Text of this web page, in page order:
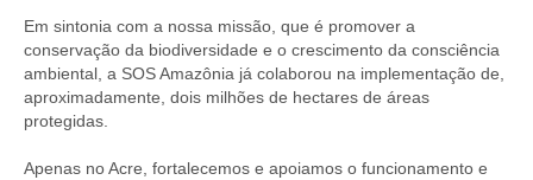
Em sintonia com a nossa missão, que é promover a
conservação da biodiversidade e o crescimento da consciência
ambiental, a SOS Amazônia já colaborou na implementação de,
aproximadamente, dois milhões de hectares de áreas
protegidas.
Apenas no Acre, fortalecemos e apoiamos o funcionamento e